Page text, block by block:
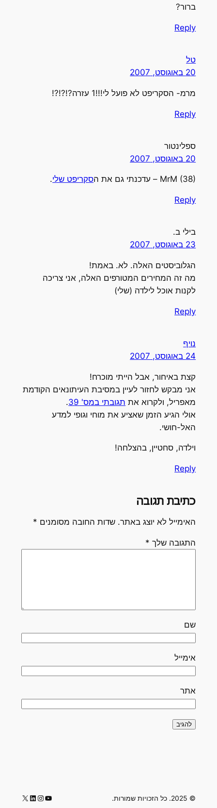
ברור?
Reply
טל
20 באוגוסט, 2007
מרמ- הסקריפט לא פועל לי!!!1 עזרה?!?!?!
Reply
ספלינטור
20 באוגוסט, 2007
MrM (38) – עדכנתי גם את ה סקריפט שלי.
Reply
בילי ב.
23 באוגוסט, 2007
הגלוביסטים האלה. לא. באמת!
מה זה המחירים המטורפים האלה, אני צריכה
לקנות אוכל לילדה (שלי)
Reply
נויף
24 באוגוסט, 2007
קצת באיחור, אבל הייתי מוכרח!
אני מבקש לחזור לעיין במסיבת העיתונאים הקודמת
מאפריל, ולקרוא את תגובתי במס' 39
.
אולי הגיע הזמן שאציע את מוחי וגופי למדע
האל-חושי.
וילדה, סחטיין, בהצלחה!
Reply
כתיבת תגובה
האימייל לא יוצג באתר. שדות החובה מסומנים *
התגובה שלך *
שם
אימייל
אתר
© 2025. כל הזכויות שמורות. YouTube
Instagram
LinkedIn
X